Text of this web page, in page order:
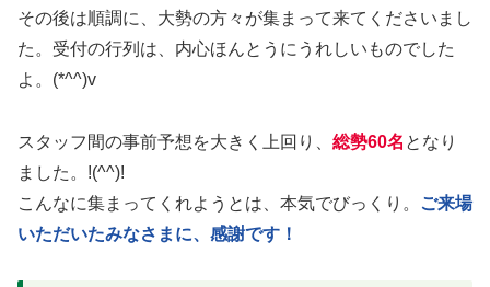
その後は順調に、大勢の方々が集まって来てくださいまし
た。受付の行列は、内心ほんとうにうれしいものでした
よ。(*^^)v
スタッフ間の事前予想を大きく上回り、 総勢60名 となり
ました。!(^^)!
こんなに集まってくれようとは、本気でびっくり。
ご来場
いただいたみなさまに、感謝です！